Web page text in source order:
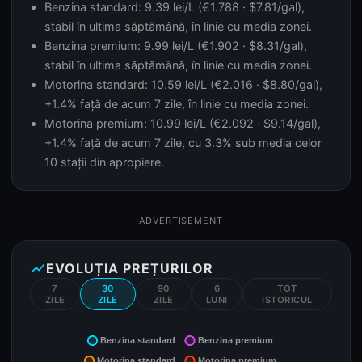
Benzina standard: 9.39 lei/L (€1.788 · $7.81/gal),
stabil în ultima săptămână, în linie cu media zonei.
Benzina premium: 9.99 lei/L (€1.902 · $8.31/gal),
stabil în ultima săptămână, în linie cu media zonei.
Motorina standard: 10.59 lei/L (€2.016 · $8.80/gal),
+1.4% față de acum 7 zile, în linie cu media zonei.
Motorina premium: 10.99 lei/L (€2.092 · $9.14/gal),
+1.4% față de acum 7 zile, cu 3.3% sub media celor
10 stații din apropiere.
ADVERTISEMENT
show_chartEVOLUȚIA PREȚURILOR
7
ZILE
30
ZILE
90
ZILE
6
LUNI
TOT
ISTORICUL